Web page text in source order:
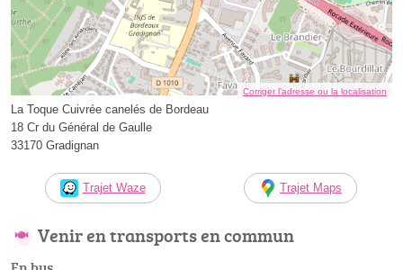
Corriger l’adresse ou la localisation
La Toque Cuivrée canelés de Bordeau
18 Cr du Général de Gaulle
33170 Gradignan
Trajet Waze Trajet Maps
Venir en transports en commun